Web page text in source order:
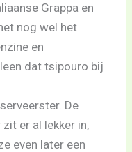
Grappa en
nog wel het
en
dat tsipouro bij
De
er al lekker in,
even later een